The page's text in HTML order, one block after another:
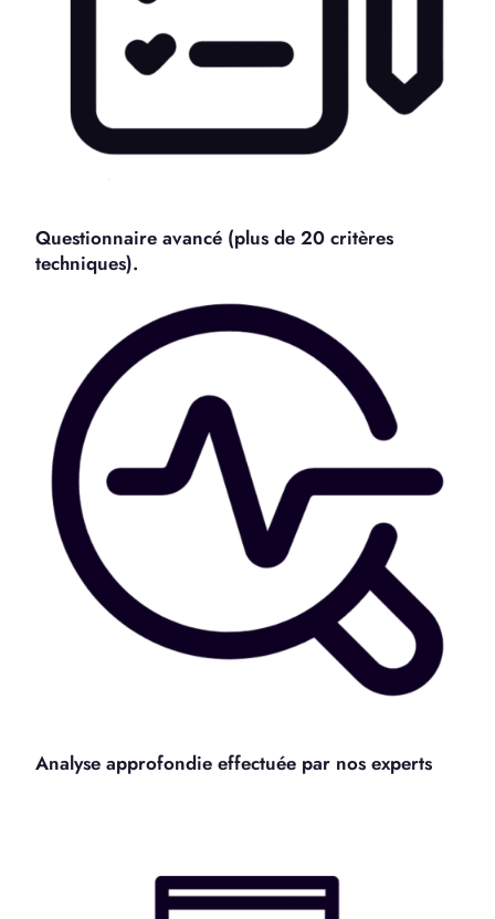
Questionnaire avancé (plus de 20 critères
techniques).
Analyse approfondie effectuée par nos experts